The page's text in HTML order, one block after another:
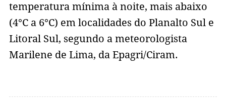
temperatura mínima à noite, mais abaixo
(4°C a 6°C) em localidades do Planalto Sul e
Litoral Sul, segundo a meteorologista
Marilene de Lima, da Epagri/Ciram.